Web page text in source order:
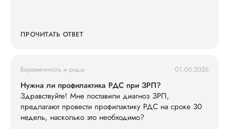
ПРОЧИТАТЬ ОТВЕТ
Беременность и роды 01.06.2026
Нужна ли профилактика РДС при ЗРП?
Здравствуйте! Мне поставили диагноз ЗРП,
предлагают провести профилактику РДС на сроке 30
недель, насколько это необходимо?